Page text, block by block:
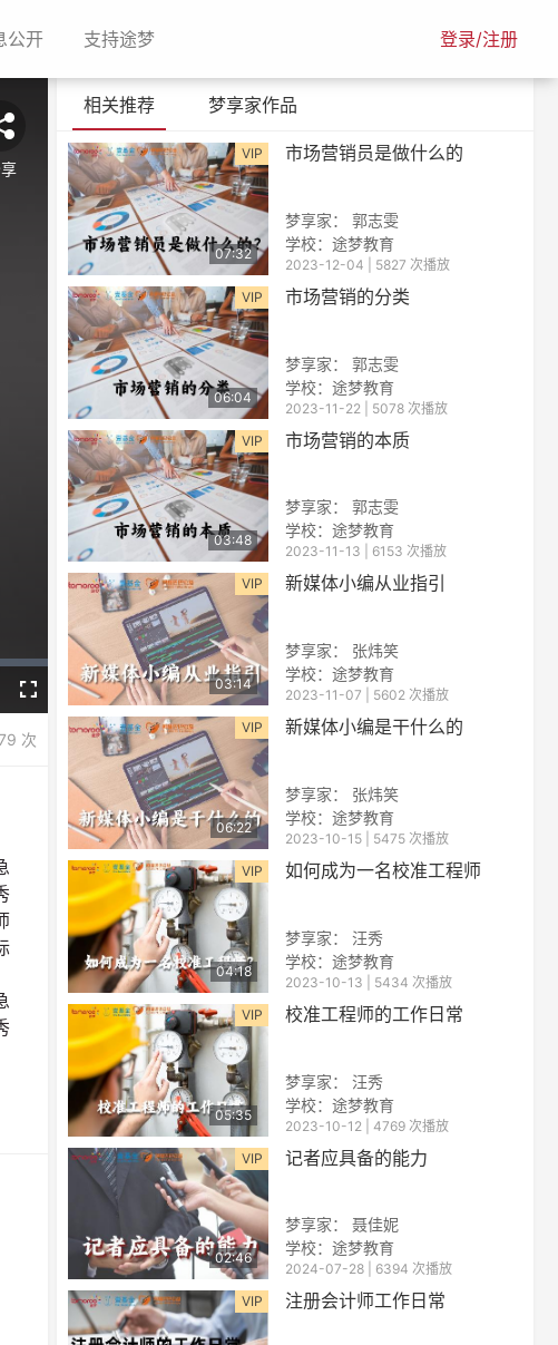
公开(current)支持途梦(current) 登录/注册
Fullscreen
次
相关推荐 梦享家作品
VIP
07:32
市场营销员是做什么的
梦享家： 郭志雯
学校：途梦教育
2023-12-04 | 5827 次播放
VIP
06:04
市场营销的分类
梦享家： 郭志雯
学校：途梦教育
2023-11-22 | 5078 次播放
VIP
03:48
市场营销的本质
梦享家： 郭志雯
学校：途梦教育
2023-11-13 | 6153 次播放
VIP
03:14
新媒体小编从业指引
梦享家： 张炜笑
学校：途梦教育
2023-11-07 | 5602 次播放
VIP
06:22
新媒体小编是干什么的
梦享家： 张炜笑
学校：途梦教育
2023-10-15 | 5475 次播放
VIP
04:18
如何成为一名校准工程师
梦享家： 汪秀
学校：途梦教育
2023-10-13 | 5434 次播放
VIP
05:35
校准工程师的工作日常
梦享家： 汪秀
学校：途梦教育
2023-10-12 | 4769 次播放
VIP
02:46
记者应具备的能力
梦享家： 聂佳妮
学校：途梦教育
2024-07-28 | 6394 次播放
VIP
注册会计师工作日常